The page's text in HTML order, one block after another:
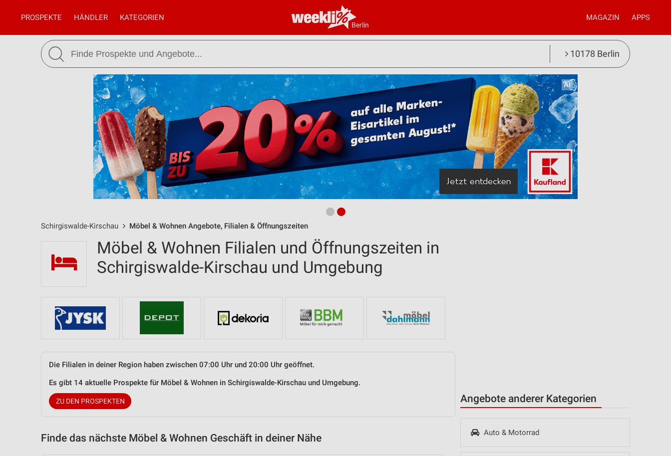
Berlin
PROSPEKTE HÄNDLER KATEGORIEN MAGAZIN APPS
10178 Berlin
Schirgiswalde-Kirschau Möbel & Wohnen Angebote, Filialen & Öffnungszeiten
Angebote anderer Kategorien
Auto & Motorrad
Möbel & Wohnen Filialen und Öffnungszeiten in
Schirgiswalde-Kirschau und Umgebung
Die Filialen in deiner Region haben zwischen 07:00 Uhr und 20:00 Uhr geöffnet.
Es gibt 14 aktuelle Prospekte für Möbel & Wohnen in Schirgiswalde-Kirschau und Umgebung.
ZU DEN PROSPEKTEN
Finde das nächste Möbel & Wohnen Geschäft in deiner Nähe